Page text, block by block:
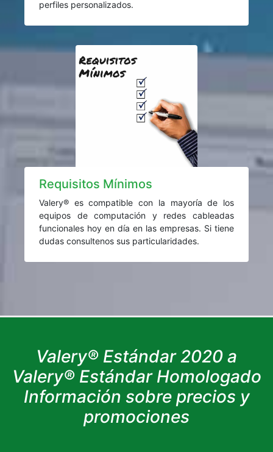
perfiles personalizados.
Requisitos Mínimos
Valery® es compatible con la mayoría de los
equipos de computación y redes cableadas
funcionales hoy en día en las empresas. Si tiene
dudas consultenos sus particularidades.
Valery® Estándar 2020 a
Valery® Estándar Homologado
Información sobre precios y
promociones